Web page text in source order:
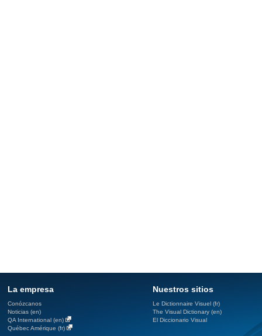
La empresa
Conózcanos
Noticias (en)
QA International (en)
Québec Amérique (fr)
Nuestros sitios
Le Dictionnaire Visuel (fr)
The Visual Dictionary (en)
El Diccionario Visual